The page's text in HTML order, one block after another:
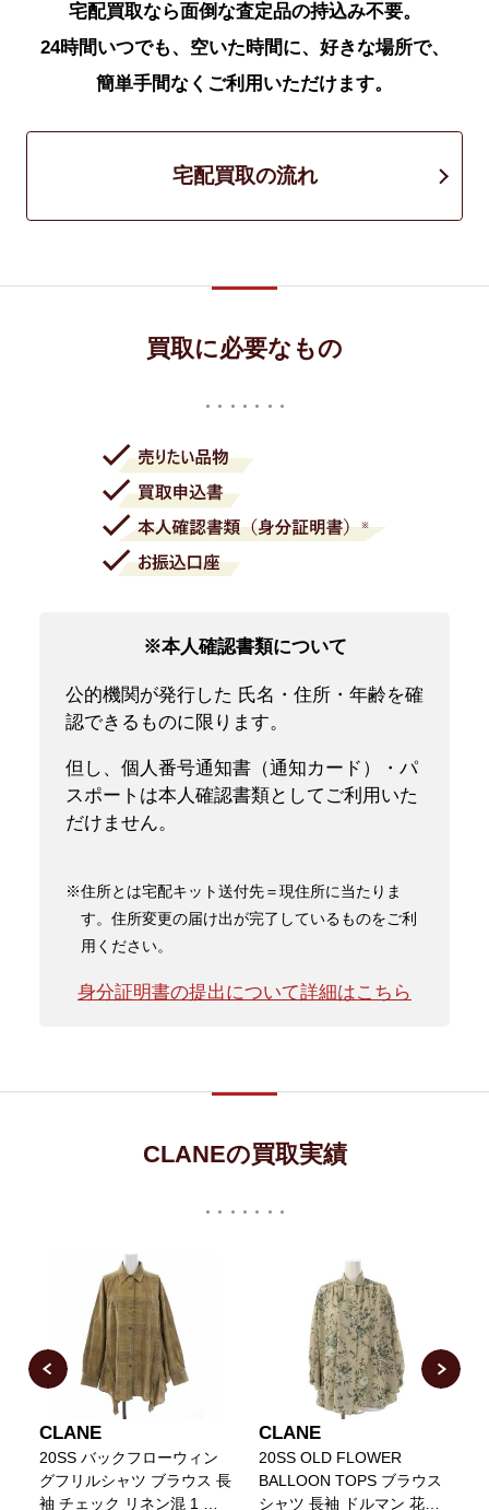
宅配買取なら面倒な査定品の持込み不要。
24時間いつでも、空いた時間に、好きな場所で、
簡単手間なくご利用いただけます。
宅配買取の流れ
買取に必要なもの
※本人確認書類について
公的機関が発行した 氏名・住所・年齢を確
認できるものに限ります。
但し、個人番号通知書（通知カード）・パ
スポートは本人確認書類としてご利用いた
だけません。
※住所とは宅配キット送付先＝現住所に当たりま
す。住所変更の届け出が完了しているものをご利
用ください。
身分証明書の提出について詳細はこちら
CLANEの買取実績
CLANE
20SS バックフローウィン
グフリルシャツ ブラウス 長
袖 チェック リネン混 1 ベ
CLANE
20SS OLD FLOWER
BALLOON TOPS ブラウス
シャツ 長袖 ドルマン 花柄